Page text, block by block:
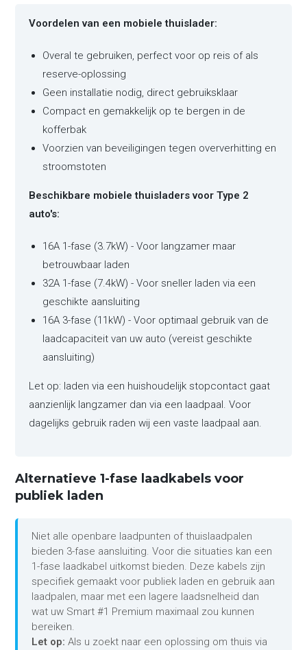
Voordelen van een mobiele thuislader:
Overal te gebruiken, perfect voor op reis of als
reserve-oplossing
Geen installatie nodig, direct gebruiksklaar
Compact en gemakkelijk op te bergen in de
kofferbak
Voorzien van beveiligingen tegen oververhitting en
stroomstoten
Beschikbare mobiele thuisladers voor Type 2
auto's:
16A 1-fase (3.7kW) - Voor langzamer maar
betrouwbaar laden
32A 1-fase (7.4kW) - Voor sneller laden via een
geschikte aansluiting
16A 3-fase (11kW) - Voor optimaal gebruik van de
laadcapaciteit van uw auto (vereist geschikte
aansluiting)
Let op: laden via een huishoudelijk stopcontact gaat
aanzienlijk langzamer dan via een laadpaal. Voor
dagelijks gebruik raden wij een vaste laadpaal aan.
Alternatieve 1-fase laadkabels voor
publiek laden
Niet alle openbare laadpunten of thuislaadpalen
bieden 3-fase aansluiting. Voor die situaties kan een
1-fase laadkabel uitkomst bieden. Deze kabels zijn
specifiek gemaakt voor publiek laden en gebruik aan
laadpalen, maar met een lagere laadsnelheid dan
wat uw Smart #1 Premium maximaal zou kunnen
bereiken.
Let op: Als u zoekt naar een oplossing om thuis via